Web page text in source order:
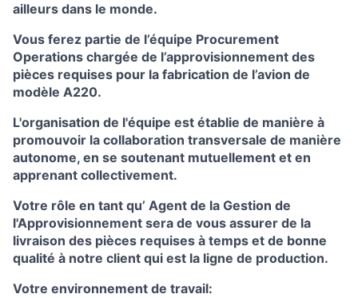
ailleurs dans le monde.
Vous ferez partie de l’équipe Procurement
Operations chargée de l’approvisionnement des
pièces requises pour la fabrication de l’avion de
modèle A220.
L'organisation de l'équipe est établie de manière à
promouvoir la collaboration transversale de manière
autonome, en se soutenant mutuellement et en
apprenant collectivement.
Votre rôle en tant qu’ Agent de la Gestion de
l'Approvisionnement sera de vous assurer de la
livraison des pièces requises à temps et de bonne
qualité à notre client qui est la ligne de production.
Votre environnement de travail: